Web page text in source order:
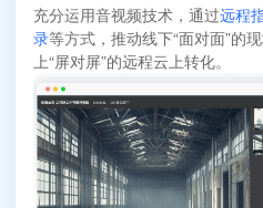
充分运用音视频技术，通过远程
录等方式，推动线下“面对面”的
上“屏对屏”的远程云上转化。